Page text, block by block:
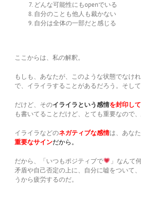
どんな可能性にもopenでいる
自分のことも他人も裁かない
自分は全体の一部だと感じる
ここからは、私の解釈。
もしも、あなたが、このような状態でなけ
で、イライラすることがあるだろう。そして
だけど、そのイライラという感情を封印し
も書いてることだけど、とても重要なので、
イライラなどのネガティブな感情は、あな
重要なサインだから。
だから、「いつもポジティブで
」なんて
矛盾や自己否定の上に、自分に嘘をついて
うから疲労するのだ。